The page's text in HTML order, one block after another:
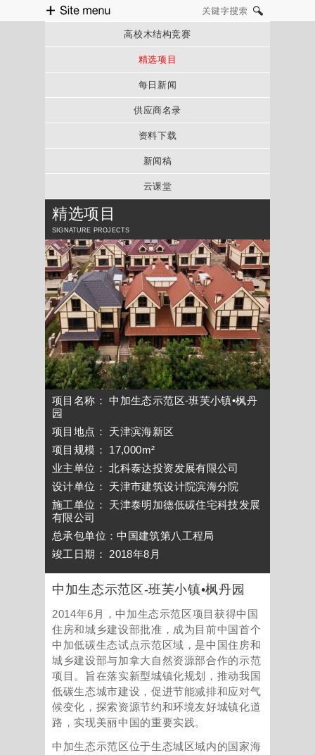
高校木结构竞赛
精选项目
每日新闻
供应商名录
资料下载
新闻稿
云课堂
精选项目
项目名称： 中加生态示范区-班芙小镇•枫丹
园
项目地点： 天津滨海新区
项目规模： 17,000m²
业主单位： 北科泰达投资发展有限公司
设计单位： 天津市建筑设计院滨海分院
施工单位： 天津泰明加德低碳住宅科技发展
有限公司
总承包单位：中国建筑第八工程局
竣工日期： 2018年8月
中加生态示范区-班芙小镇•枫丹园
2014年6月，中加生态示范区项目获得中国
住房和城乡建设部批准，成为目前中国首个
中加低碳生态试点示范区域，是中国住房和
城乡建设部与加拿大自然资源部合作的示范
项目。旨在落实新型城镇化规划，推动我国
低碳生态城市建设，促进节能减排和应对气
候变化，探索资源节约和环境友好城镇化道
路，实现美丽中国的重要实践。
中加生态示范区位于生态城区域内的国家海